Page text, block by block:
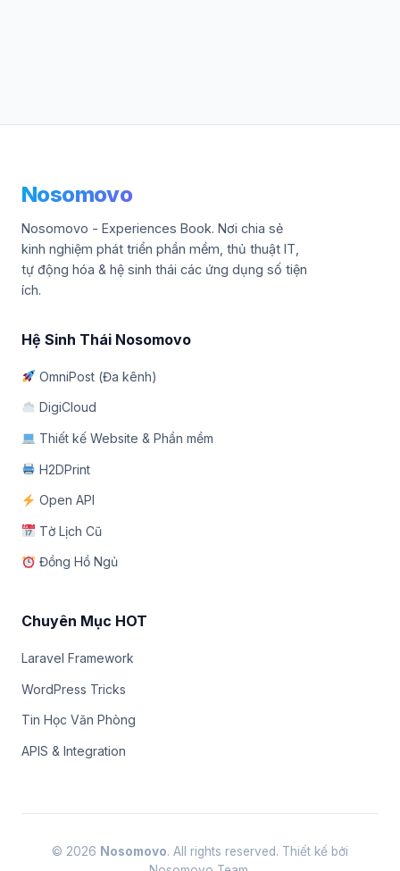
Nosomovo
Nosomovo - Experiences Book. Nơi chia sẻ
kinh nghiệm phát triển phần mềm, thủ thuật IT,
tự động hóa & hệ sinh thái các ứng dụng số tiện
ích.
Hệ Sinh Thái Nosomovo
OmniPost (Đa kênh)
DigiCloud
Thiết kế Website & Phần mềm
H2DPrint
Open API
Tờ Lịch Cũ
Đồng Hồ Ngủ
Chuyên Mục HOT
Laravel Framework
WordPress Tricks
Tin Học Văn Phòng
APIS & Integration
© 2026 Nosomovo. All rights reserved. Thiết kế bởi